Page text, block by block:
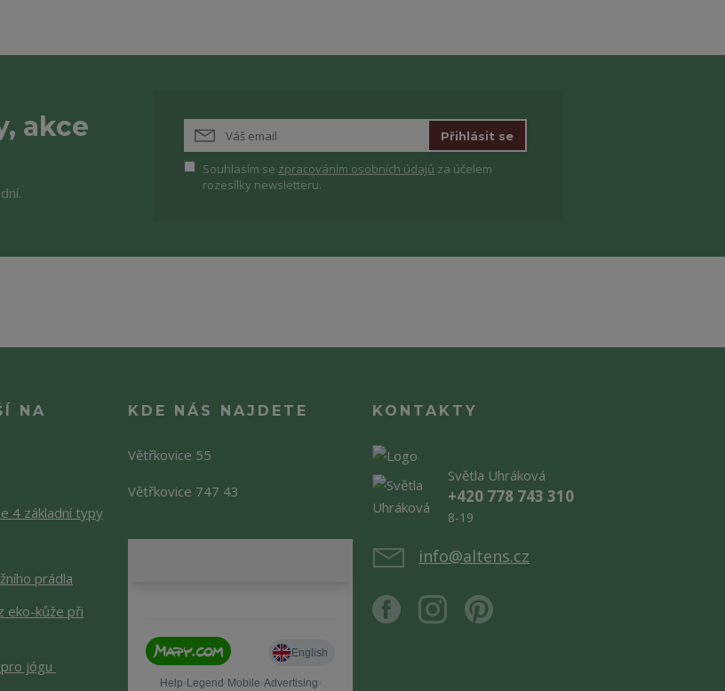
akce
Přihlásit se
Souhlasím se zpracováním osobních údajů za účelem
rozesílky newsletteru.
NA
4 základní typy
prádla
eko-kůže při
jógu
KDE NÁS NAJDETE
Větřkovice 55
Větřkovice 747 43
KONTAKTY
Světla Uhráková
+420 778 743 310
8-19
info@altens.cz